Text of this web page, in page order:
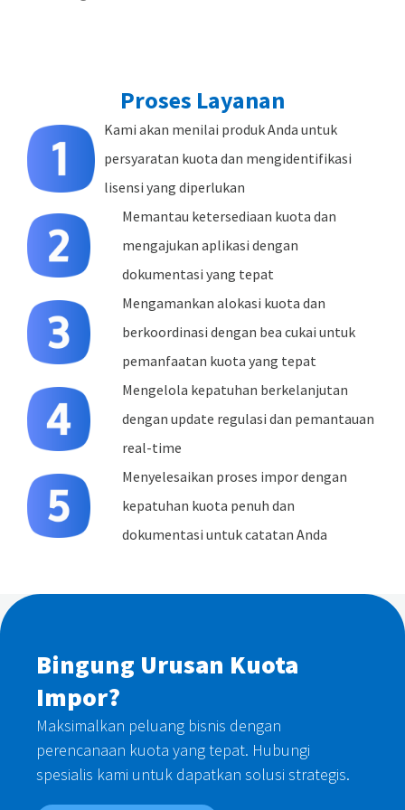
Proses Layanan
Kami akan menilai produk Anda untuk
persyaratan kuota dan mengidentifikasi
lisensi yang diperlukan
Memantau ketersediaan kuota dan
mengajukan aplikasi dengan
dokumentasi yang tepat
Mengamankan alokasi kuota dan
berkoordinasi dengan bea cukai untuk
pemanfaatan kuota yang tepat
Mengelola kepatuhan berkelanjutan
dengan update regulasi dan pemantauan
real-time
Menyelesaikan proses impor dengan
kepatuhan kuota penuh dan
dokumentasi untuk catatan Anda
Bingung Urusan Kuota
Impor?
Maksimalkan peluang bisnis dengan
perencanaan kuota yang tepat. Hubungi
spesialis kami untuk dapatkan solusi strategis.